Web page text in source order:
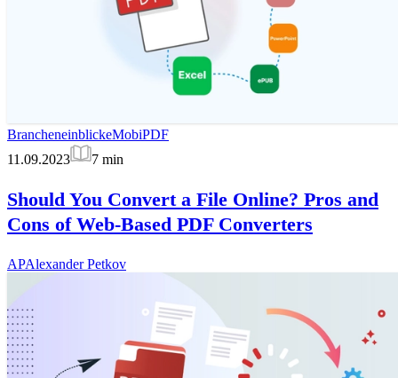
BrancheneinblickeMobiPDF
11.09.2023
7 min
Should You Convert a File Online? Pros and
Cons of Web-Based PDF Converters
APAlexander Petkov